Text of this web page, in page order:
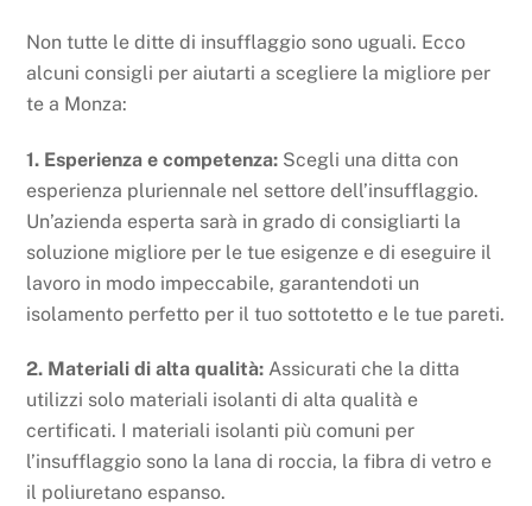
Non tutte le ditte di insufflaggio sono uguali. Ecco
alcuni consigli per aiutarti a scegliere la migliore per
te a Monza:
1. Esperienza e competenza: Scegli una ditta con
esperienza pluriennale nel settore dell’insufflaggio.
Un’azienda esperta sarà in grado di consigliarti la
soluzione migliore per le tue esigenze e di eseguire il
lavoro in modo impeccabile, garantendoti un
isolamento perfetto per il tuo sottotetto e le tue pareti.
2. Materiali di alta qualità: Assicurati che la ditta
utilizzi solo materiali isolanti di alta qualità e
certificati. I materiali isolanti più comuni per
l’insufflaggio sono la lana di roccia, la fibra di vetro e
il poliuretano espanso.